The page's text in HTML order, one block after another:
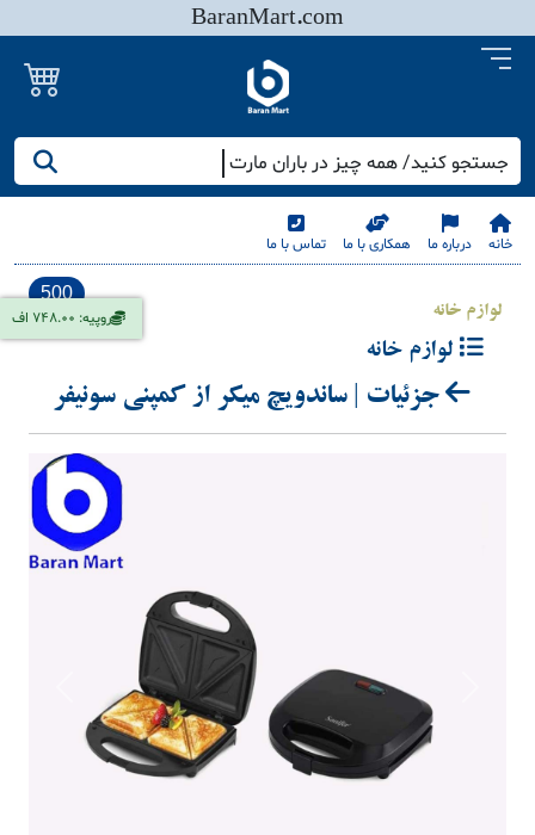
BaranMart.com
جستجو کنید/ همه چیز در باران مارت
خانه درباره ما همکاری با ما تماس با ما
روپیه: 748.00 اف
500
لوازم خانه
لوازم خانه
جزئیات | ساندویچ میکر از کمپنی سونیفر